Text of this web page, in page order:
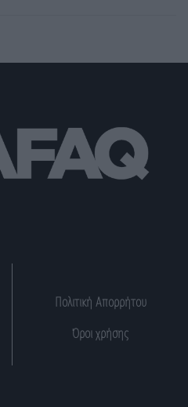
Πολιτική Απορρήτου
Όροι χρήσης